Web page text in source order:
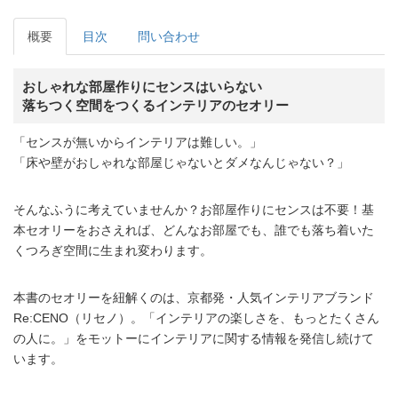
概要 目次 問い合わせ
おしゃれな部屋作りにセンスはいらない
落ちつく空間をつくるインテリアのセオリー
「センスが無いからインテリアは難しい。」
「床や壁がおしゃれな部屋じゃないとダメなんじゃない？」
そんなふうに考えていませんか？お部屋作りにセンスは不要！基
本セオリーをおさえれば、どんなお部屋でも、誰でも落ち着いた
くつろぎ空間に生まれ変わります。
本書のセオリーを紐解くのは、京都発・人気インテリアブランド
Re:CENO（リセノ）。「インテリアの楽しさを、もっとたくさん
の人に。」をモットーにインテリアに関する情報を発信し続けて
います。